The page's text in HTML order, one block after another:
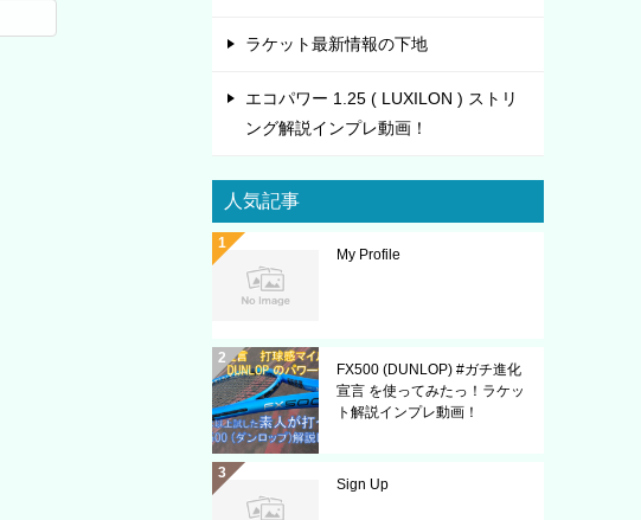
ラケット最新情報の下地
エコパワー 1.25 ( LUXILON ) ストリ
ング解説インプレ動画！
人気記事
My Profile
FX500 (DUNLOP) #ガチ進化
宣言 を使ってみたっ！ラケッ
ト解説インプレ動画！
Sign Up